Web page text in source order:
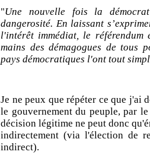
"Une nouvelle fois la
dangerosité. En laissant
l'intérêt immédiat, le référendum
mains des démagogues de tous
pays démocratiques l'ont tout
Je ne peux que répéter ce que j'ai
le gouvernement du peuple, par
décision légitime ne peut donc
indirectement (via l'élection de
indirect).